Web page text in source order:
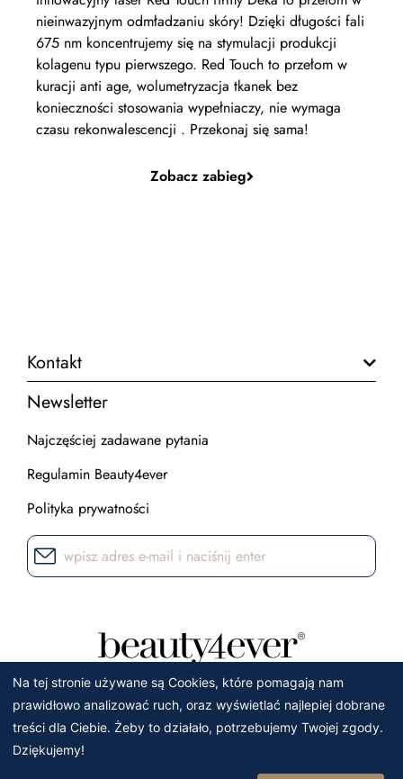
nieinwazyjnym odmładzaniu skóry! Dzięki długości fali
675 nm koncentrujemy się na stymulacji produkcji
kolagenu typu pierwszego. Red Touch to przełom w
kuracji anti age, wolumetryzacja tkanek bez
konieczności stosowania wypełniaczy, nie wymaga
czasu rekonwalescencji . Przekonaj się sama!
Zobacz zabieg
Kontakt
Newsletter
Najczęściej zadawane pytania
Regulamin Beauty4ever
Polityka prywatności
Na tej stronie używane są Cookies, które pomagają nam
prawidłowo analizować ruch, oraz wyświetlać najlepiej dobrane
treści dla Ciebie. Żeby to działało, potrzebujemy Twojej zgody.
Dziękujemy!